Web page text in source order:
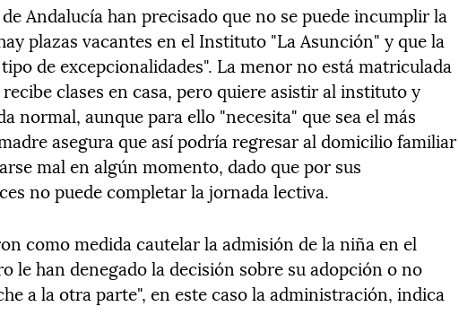
Andalucía han precisado que no se puede incumplir la
plazas vacantes en el Instituto "La Asunción" y que la
de excepcionalidades". La menor no está matriculada
clases en casa, pero quiere asistir al instituto y
normal, aunque para ello "necesita" que sea el más
asegura que así podría regresar al domicilio familiar
mal en algún momento, dado que por sus
no puede completar la jornada lectiva.
como medida cautelar la admisión de la niña en el
le han denegado la decisión sobre su adopción o no
a la otra parte", en este caso la administración, indica